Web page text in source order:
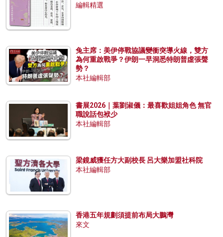
編輯精選
兔主席：美伊停戰協議變衝突導火線，雙方
為何重啟戰爭？伊朗一早洞悉特朗普虛張聲
勢？
本社編輯部
書展2026｜葉劉淑儀：最喜歡姐姐角色 無官
職說話包袱少
本社編輯部
梁鏡威獲任方大副校長 呂大樂加盟社科院
本社編輯部
香港五年規劃須提前布局大鵬灣
來文